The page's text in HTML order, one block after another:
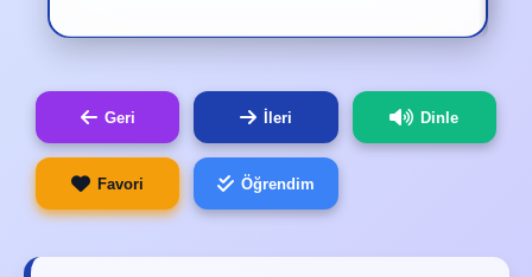
Geri İleri Dinle
Favori Öğrendim